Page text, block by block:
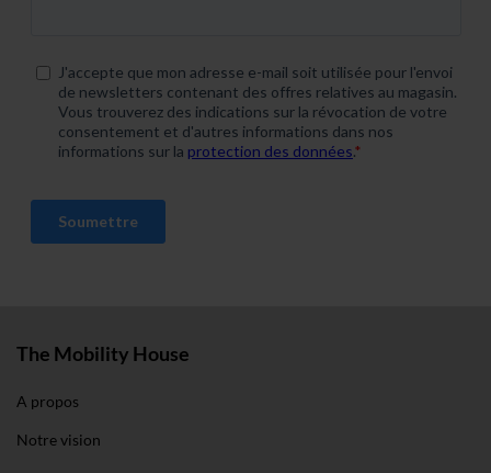
unsererDatenschutzerklärungund unserem
Impressum.
The Mobility House
A propos
Notre vision